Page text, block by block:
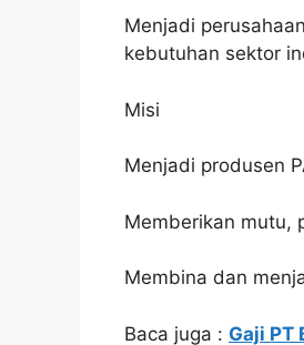
Menjadi
kebutuhan sektor
Misi
Menjadi produsen
Memberikan mutu,
Membina dan
Baca juga : Gaji PT